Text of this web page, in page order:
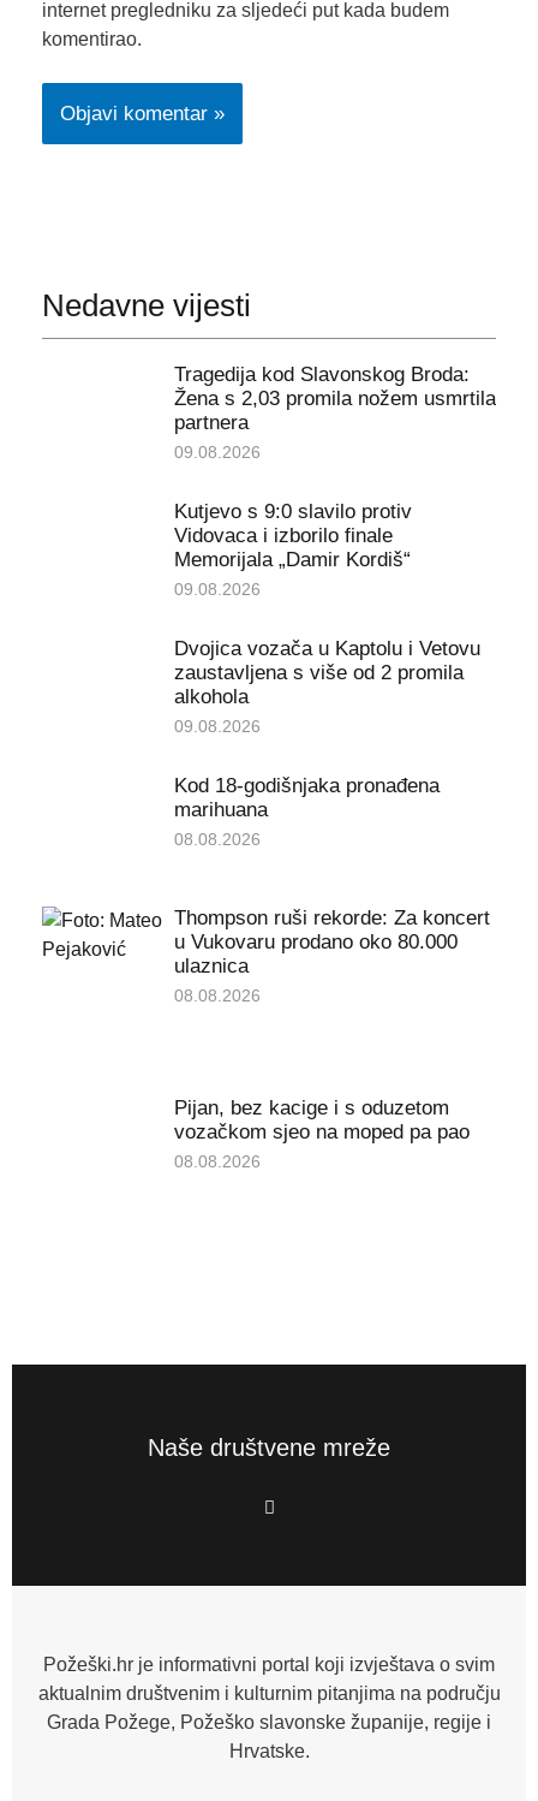
internet pregledniku za sljedeći put kada budem
komentirao.
Nedavne vijesti
Tragedija kod Slavonskog Broda:
Žena s 2,03 promila nožem usmrtila
partnera
09.08.2026
Kutjevo s 9:0 slavilo protiv
Vidovaca i izborilo finale
Memorijala „Damir Kordiš“
09.08.2026
Dvojica vozača u Kaptolu i Vetovu
zaustavljena s više od 2 promila
alkohola
09.08.2026
Kod 18-godišnjaka pronađena
marihuana
08.08.2026
Thompson ruši rekorde: Za koncert
u Vukovaru prodano oko 80.000
ulaznica
08.08.2026
Pijan, bez kacige i s oduzetom
vozačkom sjeo na moped pa pao
08.08.2026
Naše društvene mreže
F
a
o
f
Požeški.hr je informativni portal koji izvještava o svim
aktualnim društvenim i kulturnim pitanjima na području
Grada Požege, Požeško slavonske županije, regije i
Hrvatske.